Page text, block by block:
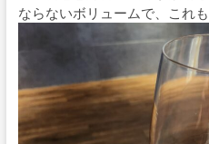
ならないボリュームで、これ